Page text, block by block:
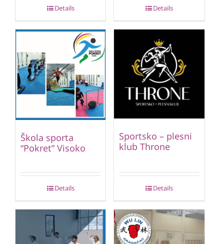
Details Details
Škola sporta
“Pokret” Visoko
Details
Sportsko – plesni
klub Throne
Details